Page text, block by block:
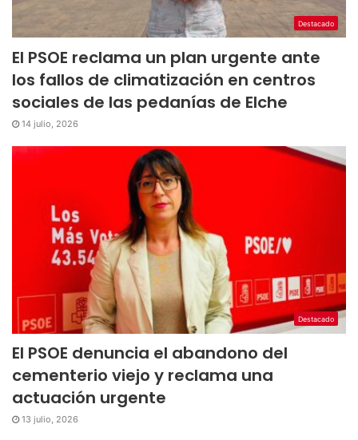
Destacado
El PSOE reclama un plan urgente ante
los fallos de climatización en centros
sociales de las pedanías de Elche
14 julio, 2026
Destacado
El PSOE denuncia el abandono del
cementerio viejo y reclama una
actuación urgente
13 julio, 2026